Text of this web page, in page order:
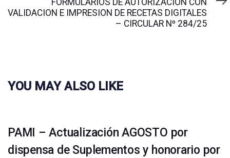
VALIDACION E IMPRESION DE RECETAS DIGITALES
– CIRCULAR Nº 284/25
YOU MAY ALSO LIKE
PAMI – Actualización AGOSTO por
dispensa de Suplementos y honorario por